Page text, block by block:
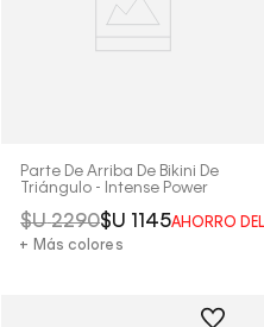
70%
Parte De Arriba De Bikini De
Triángulo - Intense Power
$U 2290$U 1145AHORRO
+ Más colores